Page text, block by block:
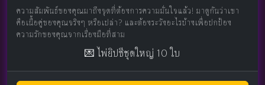
ความสัมพันธ์ของคุณมาถึงจุดที่ต้องการความมั่นใจแล้ว! มาดูกันว่าเขา
คือเนื้อคู่ของคุณจริงๆ หรือเปล่า? และต้องระวังอะไรบ้างเพื่อปกป้อง
ความรักของคุณจากเรื่องมือที่สาม
💌 ไพ่ยิปซีชุดใหญ่ 10 ใบ